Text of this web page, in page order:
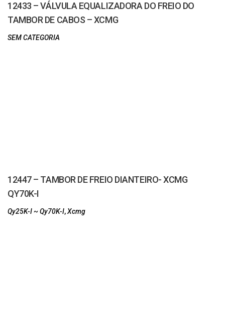
12433 – VÁLVULA EQUALIZADORA DO FREIO DO
TAMBOR DE CABOS – XCMG
SEM CATEGORIA
12447 – TAMBOR DE FREIO DIANTEIRO- XCMG
QY70K-I
Qy25K-I ~ Qy70K-I,Xcmg